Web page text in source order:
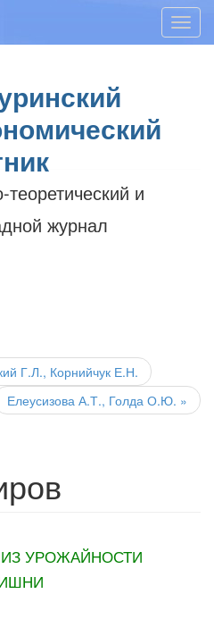
теоретический и
журнал
Г.Л., Корнийчук Е.Н.
Елеусизова А.Т., Голда О.Ю. »
УРОЖАЙНОСТИ